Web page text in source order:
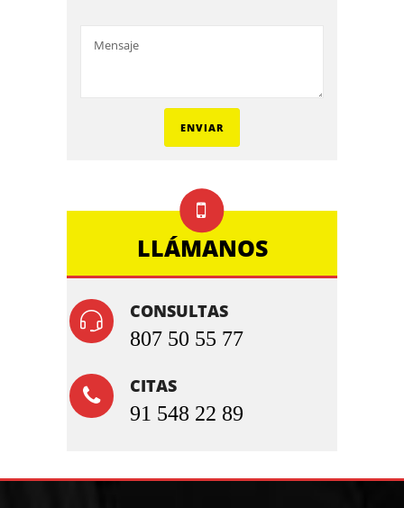
LLÁMANOS
CONSULTAS
807 50 55 77
CITAS
91 548 22 89